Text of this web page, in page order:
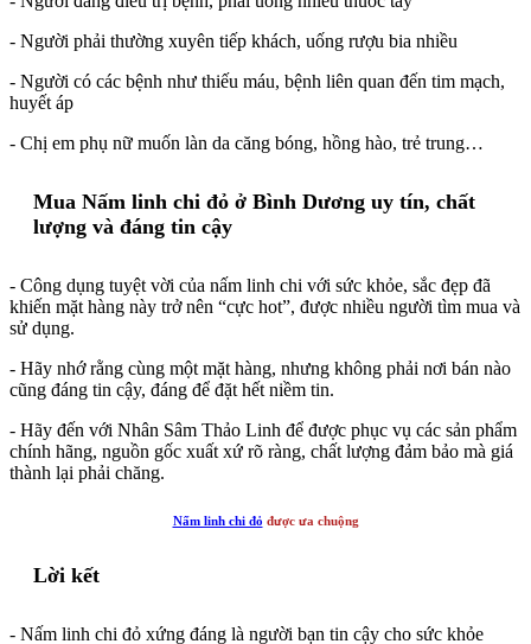
- Người phải thường xuyên tiếp khách, uống rượu bia nhiều
- Người có các bệnh như thiếu máu, bệnh liên quan đến tim mạch,
huyết áp
- Chị em phụ nữ muốn làn da căng bóng, hồng hào, trẻ trung…
Mua Nấm linh chi đỏ ở Bình Dương uy tín, chất
lượng và đáng tin cậy
- Công dụng tuyệt vời của nấm linh chi với sức khỏe, sắc đẹp đã
khiến mặt hàng này trở nên “cực hot”, được nhiều người tìm mua và
sử dụng.
- Hãy nhớ rằng cùng một mặt hàng, nhưng không phải nơi bán nào
cũng đáng tin cậy, đáng để đặt hết niềm tin.
- Hãy đến với Nhân Sâm Thảo Linh để được phục vụ các sản phẩm
chính hãng, nguồn gốc xuất xứ rõ ràng, chất lượng đảm bảo mà giá
thành lại phải chăng.
Nấm linh chi đỏ được ưa chuộng
Lời kết
- Nấm linh chi đỏ xứng đáng là người bạn tin cậy cho sức khỏe